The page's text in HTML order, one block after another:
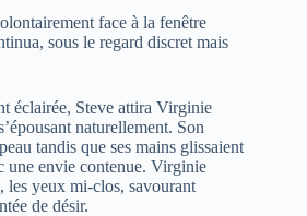
face à la fenêtre
sous le regard discret mais
éclairée, Steve attira Virginie
naturellement. Son
tandis que ses mains glissaient
une envie contenue. Virginie
les yeux mi-clos, savourant
de désir.